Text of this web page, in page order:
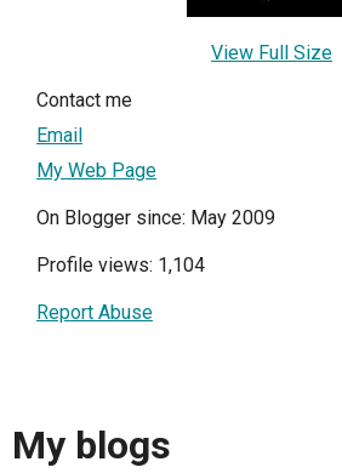
View Full Size
Contact me
Email
My Web Page
On Blogger since: May 2009
Profile views: 1,104
Report Abuse
My blogs